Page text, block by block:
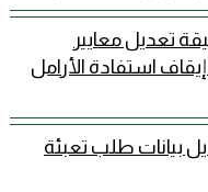
تعديل معايير
استفادة الأرامل
بيانات طلب تعبئة